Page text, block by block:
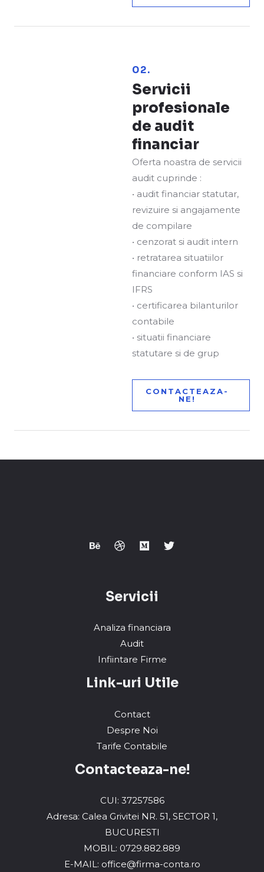
02.
Servicii
profesionale
de audit
financiar
Oferta noastra de servicii
audit cuprinde :
• audit financiar statutar,
revizuire si angajamente
de compilare
• cenzorat si audit intern
• retratarea situatiilor
financiare conform IAS si
IFRS
• certificarea bilanturilor
contabile
• situatii financiare
statutare si de grup
CONTACTEAZA-
NE!
Servicii
Analiza financiara
Audit
Infiintare Firme
Link-uri Utile
Contact
Despre Noi
Tarife Contabile
Contacteaza-ne!
CUI: 37257586
Adresa: Calea Grivitei NR. 51, SECTOR 1,
BUCURESTI
MOBIL: 0729.882.889
E-MAIL: office@firma-conta.ro